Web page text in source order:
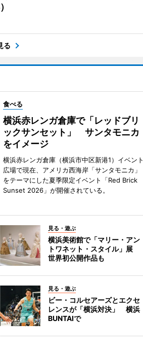
る
食べる
横浜赤レンガ倉庫で「レッドブリ
ックサンセット」 サンタモニカ
をイメージ
横浜赤レンガ倉庫（横浜市中区新港1）イベント
広場で現在、アメリカ西海岸「サンタモニカ」
をテーマにした夏季限定イベント「Red Brick
Sunset 2026」が開催されている。
見る・遊ぶ
横浜美術館で「マリー・アン
トワネット・スタイル」展
世界初公開作品も
見る・遊ぶ
ビー・コルセアーズとエクセ
レンスが「横浜対決」 横浜
BUNTAIで